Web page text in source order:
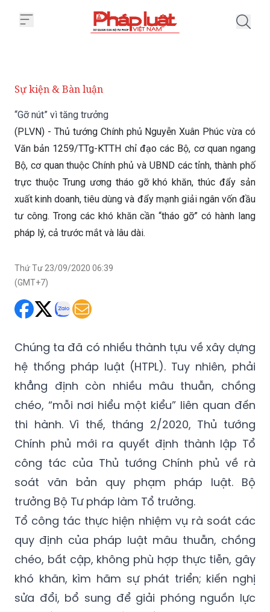
Sự kiện & Bàn luận
“Gỡ nút” vì tăng trưởng
(PLVN) - Thủ tướng Chính phủ Nguyễn Xuân Phúc vừa có
Văn bản 1259/TTg-KTTH chỉ đạo các Bộ, cơ quan ngang
Bộ, cơ quan thuộc Chính phủ và UBND các tỉnh, thành phố
trực thuộc Trung ương tháo gỡ khó khăn, thúc đẩy sản
xuất kinh doanh, tiêu dùng và đẩy mạnh giải ngân vốn đầu
pháp lý, cả trước mắt và lâu dài.
Thứ Tư 23/09/2020 06:39
Chúng ta đã có nhiều thành tựu về xây dựng
hệ thống pháp luật (HTPL). Tuy nhiên, phải
khẳng định còn nhiều mâu thuẫn, chồng
chéo, “mỗi nơi hiểu một kiểu” liên quan đến
thi hành. Vì thế, tháng 2/2020, Thủ tướng
Chính phủ mới ra quyết định thành lập Tổ
công tác của Thủ tướng Chính phủ về rà
soát văn bản quy phạm pháp luật. Bộ
trưởng Bộ Tư pháp làm Tổ trưởng.
Tổ công tác thực hiện nhiệm vụ rà soát các
quy định của pháp luật mâu thuẫn, chồng
chéo, bất cập, không phù hợp thực tiễn, gây